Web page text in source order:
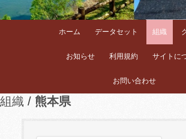
ホーム データセット 組織
お知らせ 利用規約 サイトに
お問い合わせ
組織 熊本県